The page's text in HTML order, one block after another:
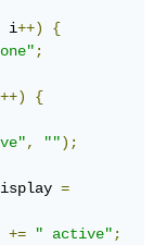
i++)
{
;
++)
{
, "");
=
+= " active" ;